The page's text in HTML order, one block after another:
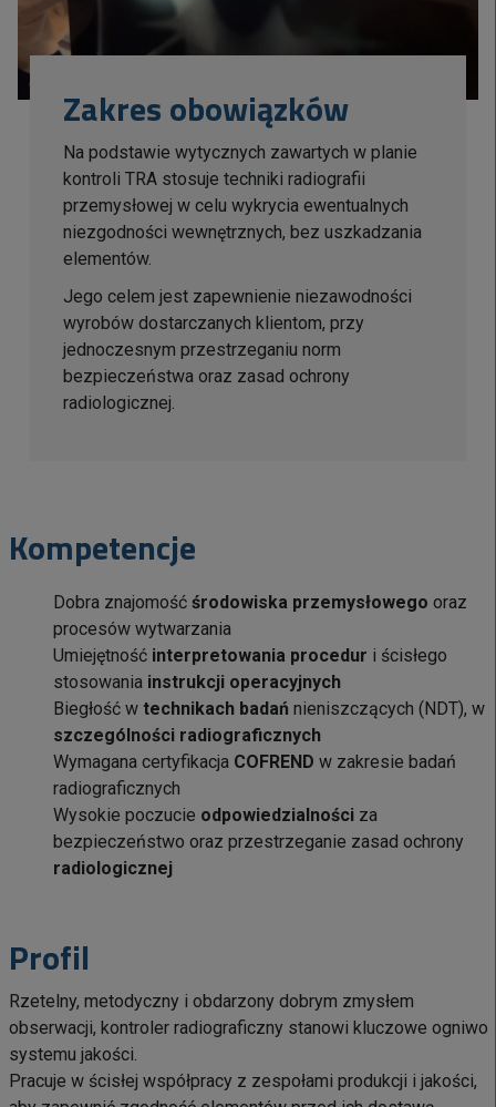
Zakres obowiązków
Na podstawie wytycznych zawartych w planie
kontroli TRA stosuje techniki radiografii
przemysłowej w celu wykrycia ewentualnych
niezgodności wewnętrznych, bez uszkadzania
elementów.
Jego celem jest zapewnienie niezawodności
wyrobów dostarczanych klientom, przy
jednoczesnym przestrzeganiu norm
bezpieczeństwa oraz zasad ochrony
radiologicznej.
Kompetencje
Dobra znajomość środowiska przemysłowego oraz
procesów wytwarzania
Umiejętność interpretowania procedur i ścisłego
stosowania instrukcji operacyjnych
Biegłość w technikach badań nieniszczących (NDT), w
szczególności radiograficznych
Wymagana certyfikacja COFREND w zakresie badań
radiograficznych
Wysokie poczucie odpowiedzialnościza
bezpieczeństwo oraz przestrzeganie zasad ochrony
radiologicznej
Profil
Rzetelny, metodyczny i obdarzony dobrym zmysłem
obserwacji, kontroler radiograficzny stanowi kluczowe ogniwo
systemu jakości.
Pracuje w ścisłej współpracy z zespołami produkcji i jakości,